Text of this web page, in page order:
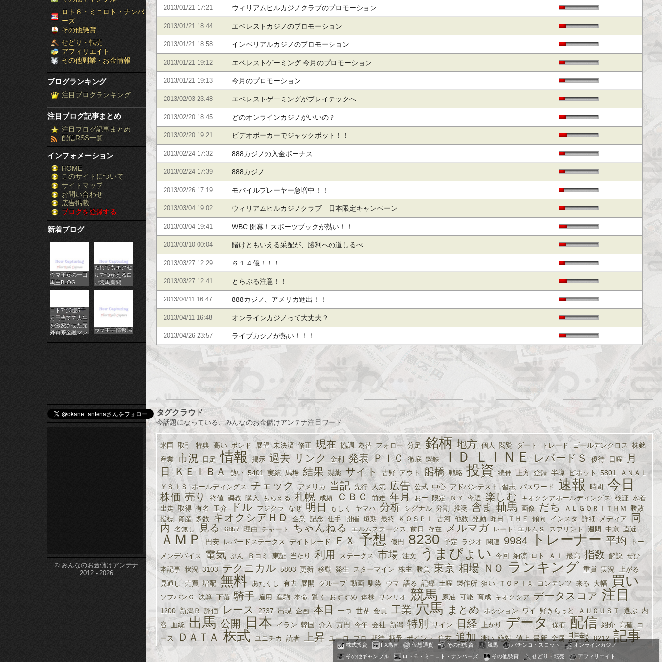
［ブ
ロ
グ
ラ
ン
キ
ン
グ］-
株
FX
競
馬
パ
チ
ス
ロ
オ
ン
ラ
イ
カ
ジ
ノ
etc-
ロト６・ミニロト・ナンバ
ーズ
その他懸賞
せどり・転売
アフィリエイト
その他副業・お金情報
ブログランキング
注目ブログランキング
注目ブログ記事まとめ
注目ブログ記事まとめ
配信RSS一覧
インフォメーション
HOME
このサイトについて
サイトマップ
お問い合わせ
広告掲載
ブログを登録する
新着ブログ
ウマ王女の一口
馬主BLOG
だれでもエクセ
ルでつかえる白
い競馬新聞
ロト7で3億5千
万円当てて人生
を激変させた元
外資系金融マン
ウマ王子情報局
© みんなのお金儲けアンテナ
2012 - 2026
2013/01/21 17:21 ウィリアムヒルカジノクラブのプロモーション
2013/01/21 18:44 エベレストカジノのプロモーション
2013/01/21 18:58 インペリアルカジノのプロモーション
2013/01/21 19:12 エベレストゲーミング 今月のプロモーション
2013/01/21 19:13 今月のプロモーション
2013/02/03 23:48 エベレストゲーミングがプレイテックへ
2013/02/20 18:45 どのオンラインカジノがいいの？
2013/02/20 19:21 ビデオポーカーでジャックポット！！
2013/02/24 17:32 888カジノの入金ボーナス
2013/02/24 17:39 888カジノ
2013/02/26 17:19 モバイルプレーヤー急増中！！
2013/03/04 19:02 ウィリアムヒルカジノクラブ 日本限定キャンペーン
2013/03/04 19:41 WBC 開幕！スポーツブックが熱い！！
2013/03/10 00:04 賭けともいえる采配が、勝利への道しるべ
2013/03/27 12:29 ６１４億！！！
2013/03/27 12:41 とらぶる注意！！
2013/04/11 16:47 888カジノ、アメリカ進出！！
2013/04/11 16:48 オンラインカジノって大丈夫？
2013/04/26 23:57 ライブカジノが熱い！！！
タグクラウド
今話題になっている、みんなのお金儲けアンテナ注目ワード
米国 取引 特典 高い ポンド 展望 未決済 修正 現在 協調 為替 フォロー 分足 銘柄 地方 個人 閲覧 ダート トレード ゴールデンクロス
株銘
産業 市況 日足 情報 掲示 過去 リンク 金利 発表 ＰＩＣ 徹底 製鉄 ＩＤ ＬＩＮＥ レパードＳ 優待 日曜
月
日 ＫＥＩＢＡ 熱い 5401 実績 馬場 結果 製薬 サイト 古野 アウト 船橋 戦略 投資 続伸 上方 登録 半導 ピポット 5801
ＡＮＡＬ
ＹＳＩＳ
ホールディングス チェック アメリカ 当記 先行 人気 広告 公式 中心 アドバンテスト 習志 パスワード 速報 時間 今日
株価 売り 終値 調教 購入 もらえる 札幌 成績 ＣＢＣ 前走 年月 おー 限定 ＮＹ 今週 楽しむ キオクシアホールディングス 検証 水着
出走 取得 有名 玉介 ドル フジクラ なぜ 明日 もしく ヤマハ 分析 シグナル 分割 推奨 含ま 軸馬 画像 だち ＡＬＧＯＲＩＴＨＭ
勝敗
指標 資産 多数 キオクシアＨＤ 企業 記念 仕手 開催 短期 最終 ＫＯＳＰＩ 古河 他数 発動 昨日 ＴＨＥ 傾向 インスタ 詳細 メディア
同
内
名無し 見る 6857 理由 チャート ちゃんねる エルムステークス 前日 存在 メルマガ レート エルムＳ スプリント 週間 中京 直近
ＡＭＰ 円安 レパードステークス デイトレード ＦＸ 予想 億円 8230 予定 ラジオ 関連 9984 トレーナー 平均
トー
メンデバイス
電気 ぷん Ｂコミ 東証 当たり 利用 ステークス 市場 注文 うまぴょい 今回 納涼 ロト ＡＩ 最高 指数 解説
ぜひ
本記事 状況 3103 テクニカル 5803 更新 移動 発生 スターマイン 株主 勝負 東京 相場 ＮＯ ランキング 重賞 実況
上がる
見通し
売買 増配 無料 あたくし 有力 展開 グループ 動画 馴染 ウマ 語る 記録 土曜 製作所 狙い ＴＯＰＩＸ コンテンツ 来る 大幅 買い
ソフバンＧ 決算 下落 騎手 雇用 産駒 本命 覧く おすすめ 体株 サンリオ 競馬 原油 可能 育成 キオクシア データスコア 注目
1200 新潟Ｒ 評価 レース 2737 出現 企画 本日 一つ 世界 会員 工業 穴馬 まとめ ポジション ワイ 野きらっと ＡＵＧＵＳＴ 選ぶ
内
容
血統 出馬 公開 日本 イラン 韓国 介入 万円 今年 会社 新潟 特別 サイン 日経 上がり データ 保有 配信 紹介 高確
コ
ース
ＤＡＴＡ 株式 ユニチカ 読者 上昇 ユーロ ブロ 期待 柄予 ポイント 住友 追加 凄い 絶対 値上 最新 金属 悲報 8212 記事
株式投資 FX為替 仮想通貨 その他投資 競馬 パチンコ・スロット
オンラインカジノ
その他ギャンブル
ロト６・ミニロト・ナンバーズ その他懸賞 せどり・転売 アフィリエイト